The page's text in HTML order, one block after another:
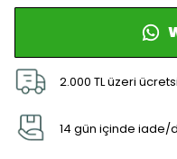
2.000 TL üzeri
14 gün içinde iade/